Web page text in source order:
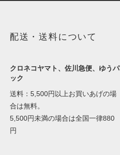
配送・送料について
クロネコヤマト、佐川急便、ゆうパ
ック
送料：5,500円以上お買いあげの場
合は無料。
5,500円未満の場合は全国一律880
円